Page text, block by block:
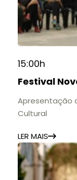
15:00h
Festival
Apresentação
Cultural
LER MAIS